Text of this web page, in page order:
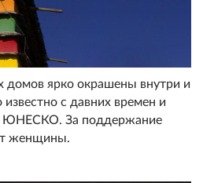
домов ярко окрашены внутри и
с давних времен и
ЮНЕСКО. За поддержание
женщины.